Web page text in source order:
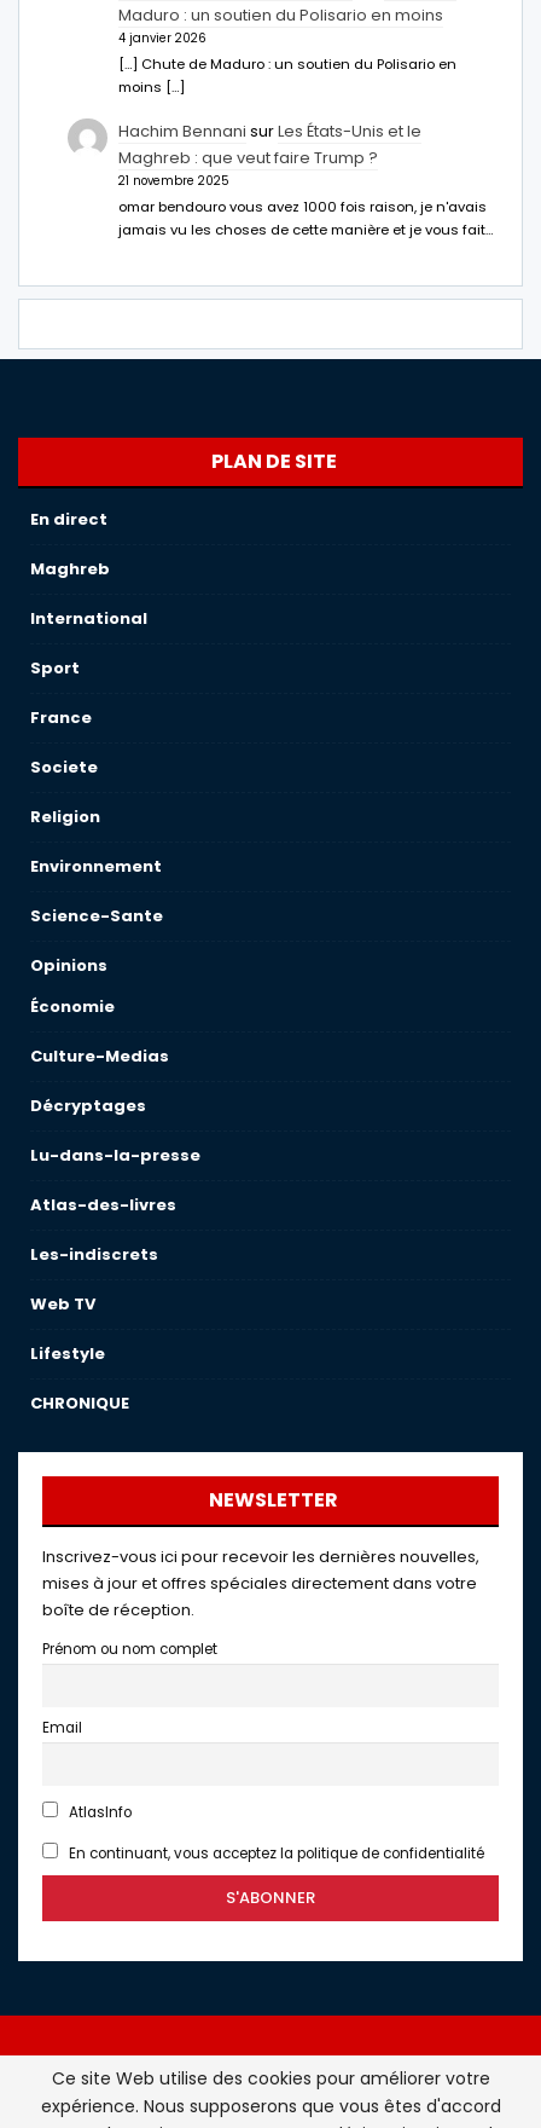
Maduro : un soutien du Polisario en moins
4 janvier 2026
[…] Chute de Maduro : un soutien du Polisario en
moins […]
Hachim Bennani surLes États-Unis et le
Maghreb : que veut faire Trump ?
21 novembre 2025
omar bendouro vous avez 1000 fois raison, je n'avais
jamais vu les choses de cette manière et je vous fait…
PLAN DE SITE
En direct
Maghreb
International
Sport
France
Societe
Religion
Environnement
Science-Sante
Opinions
Économie
Culture-Medias
Décryptages
Lu-dans-la-presse
Atlas-des-livres
Les-indiscrets
Web TV
Lifestyle
CHRONIQUE
NEWSLETTER
Inscrivez-vous ici pour recevoir les dernières nouvelles,
mises à jour et offres spéciales directement dans votre
boîte de réception.
Prénom ou nom complet
Email
AtlasInfo
En continuant, vous acceptez la politique de confidentialité
Atlasinfo.fr : l'essentiel de l'actualité de la France et du
Ce site Web utilise des cookies pour améliorer votre
expérience. Nous supposerons que vous êtes d'accord